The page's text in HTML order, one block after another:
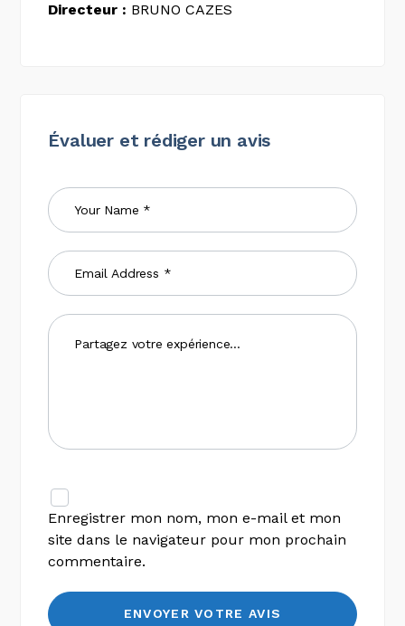
Directeur : BRUNO CAZES
Évaluer et rédiger un avis
Enregistrer mon nom, mon e-mail et mon
site dans le navigateur pour mon prochain
commentaire.